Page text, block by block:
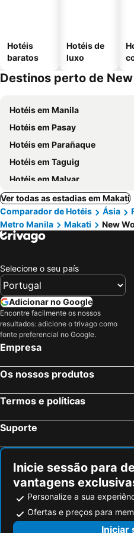
Hotéis
baratos
Hotéis de
luxo
Destinos perto de
Hotéis em Manila
Hotéis em Pasay
Hotéis em Parañaque
Hotéis em Taguig
Hotéis em Malvar
Ver todas as estadias em Makati
Comparador de Hotéis
Ásia
Metro Manila
Makati New
Selecione o seu país
Adicionar no Google
Encontre facilmente os nossos
resultados: adicione o trivago como
fonte preferencial no Google.
Empresa
Os nossos produtos
Termos e políticas
Suporte
Inicie sessão para
vantagens
Personalize a sua
Ofertas e preços para
Iniciar